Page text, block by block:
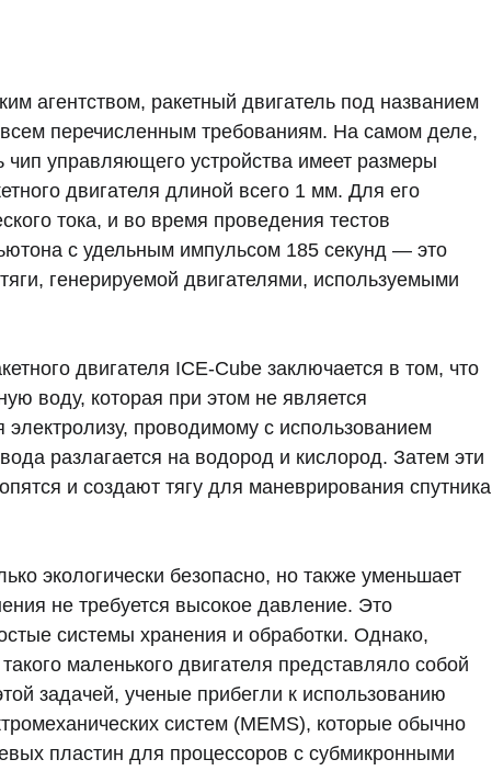
агентством, ракетный двигатель под названием
перечисленным требованиям. На самом деле,
управляющего устройства имеет размеры
двигателя длиной всего 1 мм. Для его
тока, и во время проведения тестов
с удельным импульсом 185 секунд — это
генерируемой двигателями, используемыми
двигателя ICE-Cube заключается в том, что
воду, которая при этом не является
проводимому с использованием
разлагается на водород и кислород. Затем эти
и создают тягу для маневрирования спутника
экологически безопасно, но также уменьшает
не требуется высокое давление. Это
системы хранения и обработки. Однако,
маленького двигателя представляло собой
задачей, ученые прибегли к использованию
систем (MEMS), которые обычно
пластин для процессоров с субмикронными